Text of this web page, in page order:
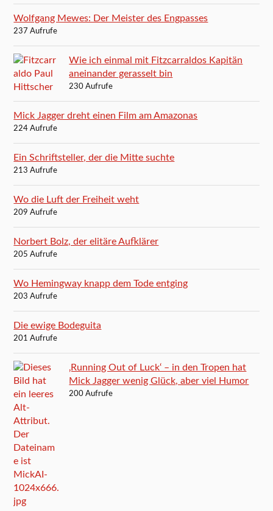
Wolfgang Mewes: Der Meister des Engpasses
237 Aufrufe
Wie ich einmal mit Fitzcarraldos Kapitän
aneinander gerasselt bin
230 Aufrufe
Mick Jagger dreht einen Film am Amazonas
224 Aufrufe
Ein Schriftsteller, der die Mitte suchte
213 Aufrufe
Wo die Luft der Freiheit weht
209 Aufrufe
Norbert Bolz, der elitäre Aufklärer
205 Aufrufe
Wo Hemingway knapp dem Tode entging
203 Aufrufe
Die ewige Bodeguita
201 Aufrufe
‚Running Out of Luck‘ – in den Tropen hat
Mick Jagger wenig Glück, aber viel Humor
200 Aufrufe